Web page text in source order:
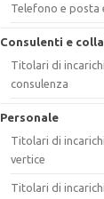
Telefono e posta
Consulenti e
Titolari di
consulenza
Personale
Titolari di
vertice
Titolari di